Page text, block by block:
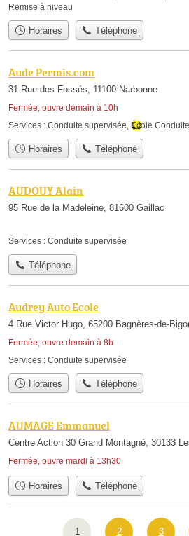
Remise à niveau
Horaires Téléphone
Aude Permis.com
31 Rue des Fossés, 11100 Narbonne
Fermée, ouvre demain à 10h
Services : Conduite supervisée, École
Horaires Téléphone
AUDOUY Alain
95 Rue de la Madeleine, 81600 Gaillac
Services : Conduite supervisée
Téléphone
Audrey Auto Ecole
4 Rue Victor Hugo, 65200 Bagnères-de-
Fermée, ouvre demain à 8h
Services : Conduite supervisée
Horaires Téléphone
AUMAGE Emmanuel
Centre Action 30 Grand Montagné, 30133
Fermée, ouvre mardi à 13h30
Horaires Téléphone
1 2 3